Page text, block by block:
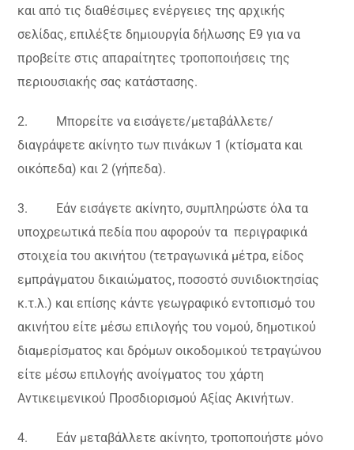
και από τις διαθέσιμες ενέργειες της αρχικής
σελίδας, επιλέξτε δημιουργία δήλωσης Ε9 για να
προβείτε στις απαραίτητες τροποποιήσεις της
περιουσιακής σας κατάστασης.
2. Μπορείτε να εισάγετε/μεταβάλλετε/
διαγράψετε ακίνητο των πινάκων 1 (κτίσματα και
οικόπεδα) και 2 (γήπεδα).
3. Εάν εισάγετε ακίνητο, συμπληρώστε όλα τα
υποχρεωτικά πεδία που αφορούν τα περιγραφικά
στοιχεία του ακινήτου (τετραγωνικά μέτρα, είδος
εμπράγματου δικαιώματος, ποσοστό συνιδιοκτησίας
κ.τ.λ.) και επίσης κάντε γεωγραφικό εντοπισμό του
ακινήτου είτε μέσω επιλογής του νομού, δημοτικού
διαμερίσματος και δρόμων οικοδομικού τετραγώνου
είτε μέσω επιλογής ανοίγματος του χάρτη
Αντικειμενικού Προσδιορισμού Αξίας Ακινήτων.
4. Εάν μεταβάλλετε ακίνητο, τροποποιήστε μόνο